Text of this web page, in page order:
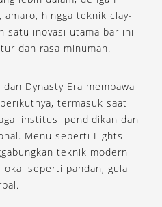
hingga teknik clay-
satu inovasi utama bar ini
dan rasa minuman.
Dynasty Era membawa
termasuk saat
institusi pendidikan dan
Menu seperti Lights
teknik modern
seperti pandan, gula